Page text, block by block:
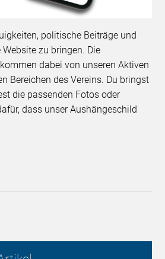
politische Beiträge und
zu bringen. Die
dabei von unseren Aktiven
Bereichen des Vereins. Du bringst
die passenden Fotos oder
dass unser Aushängeschild